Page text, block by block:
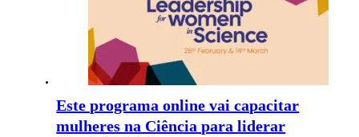
Este programa online vai capacitar
mulheres na Ciência para liderar